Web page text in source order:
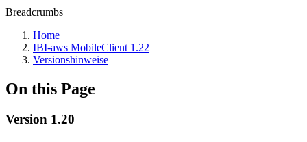
Breadcrumbs
Home
IBI-aws MobileClient 1.22
Versionshinweise
On this Page
Version 1.20